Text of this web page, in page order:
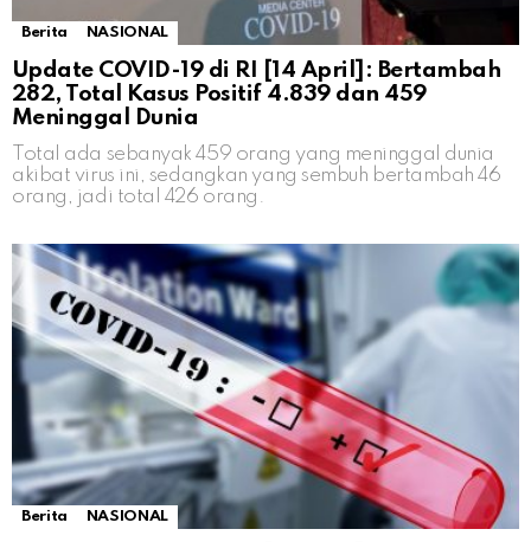
Berita NASIONAL
Update COVID-19 di RI [14 April]: Bertambah
282, Total Kasus Positif 4.839 dan 459
Meninggal Dunia
Total ada sebanyak 459 orang yang meninggal dunia
akibat virus ini, sedangkan yang sembuh bertambah 46
orang, jadi total 426 orang.
Berita NASIONAL